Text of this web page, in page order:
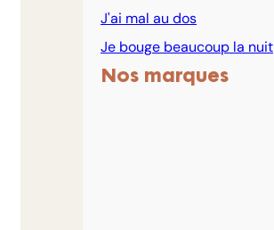
J'ai mal au dos
Je bouge beaucoup la nuit
Nos marques